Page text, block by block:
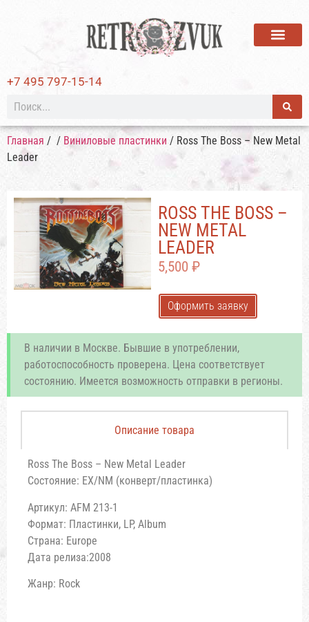
+7 495 797-15-14
Главная / / Виниловые пластинки / Ross The Boss – New Metal
Leader
ROSS THE BOSS –
NEW METAL
LEADER
5,500 ₽
Оформить заявку
В наличии в Москве. Бывшие в употреблении,
работоспособность проверена. Цена соответствует
состоянию. Имеется возможность отправки в регионы.
Описание товара
Ross The Boss – New Metal Leader
Состояние: EX/NM (конверт/пластинка)
Артикул: AFM 213-1
Формат: Пластинки, LP, Album
Страна: Europe
Дата релиза:2008
Жанр: Rock